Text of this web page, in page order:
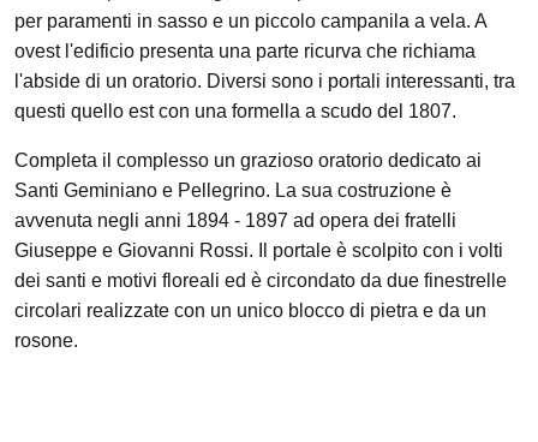
per paramenti in sasso e un piccolo campanila a vela. A
ovest l'edificio presenta una parte ricurva che richiama
l'abside di un oratorio. Diversi sono i portali interessanti, tra
questi quello est con una formella a scudo del 1807.
Completa il complesso un grazioso oratorio dedicato ai
Santi Geminiano e Pellegrino. La sua costruzione è
avvenuta negli anni 1894 - 1897 ad opera dei fratelli
Giuseppe e Giovanni Rossi. Il portale è scolpito con i volti
dei santi e motivi floreali ed è circondato da due finestrelle
circolari realizzate con un unico blocco di pietra e da un
rosone.